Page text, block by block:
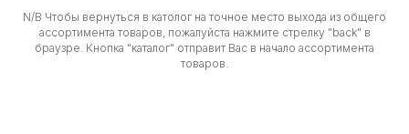
N/B Чтобы вернуться в католог на точное место выхода из общего
ассортимента товаров, пожалуйста нажмите стрелку "back" в
браузре. Кнопка "каталог" отправит Вас в начало ассортимента
товаров.